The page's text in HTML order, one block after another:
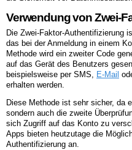
Verwendung von Zwei-
Die Zwei-Faktor-Authentifizierung
das bei der Anmeldung in einem
Methode wird ein zweiter Code
auf das Gerät des Benutzers
beispielsweise per SMS, E-Mail
erhalten werden.
Diese Methode ist sehr sicher, da
sondern auch die zweite
sich Zugriff auf das Konto zu
Apps bieten heutzutage die
Authentifizierung an.